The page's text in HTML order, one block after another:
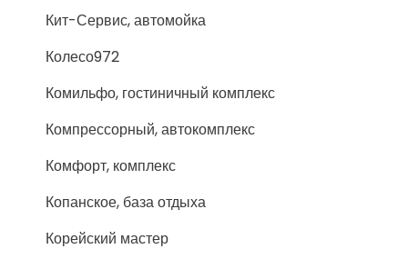
Кит-Сервис, автомойка
Колесо972
Комильфо, гостиничный комплекс
Компрессорный, автокомплекс
Комфорт, комплекс
Копанское, база отдыха
Корейский мастер